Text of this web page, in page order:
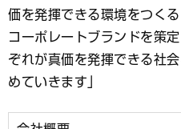
価を発揮できる環境をつく
コーポレートブランドを策
ぞれが真価を発揮できる社
めていきます」